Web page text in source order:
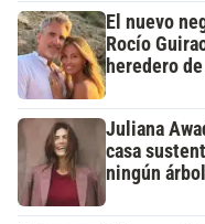
El nuevo
Rocío
heredero
Juliana
casa
ningún